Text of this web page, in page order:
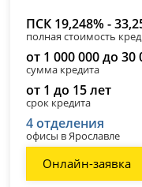
ПСК 19,248% -
полная стоимость
от 1 000 000 до
сумма кредита
от 1 до 15 лет
срок кредита
4 отделения
офисы в Ярославле
Онлайн-заявка